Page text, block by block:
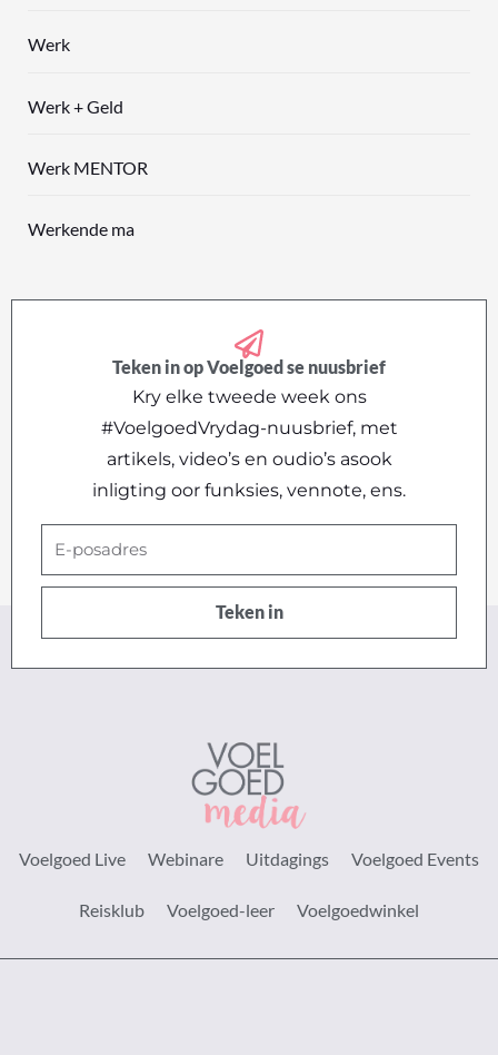
Werk
Werk + Geld
Werk MENTOR
Werkende ma
Teken in op Voelgoed se nuusbrief
Kry elke tweede week ons
#VoelgoedVrydag-nuusbrief, met
artikels, video’s en oudio’s asook
inligting oor funksies, vennote, ens.
E-
posadres
Teken in
Voelgoed Live Webinare Uitdagings Voelgoed Events
Reisklub Voelgoed-leer Voelgoedwinkel